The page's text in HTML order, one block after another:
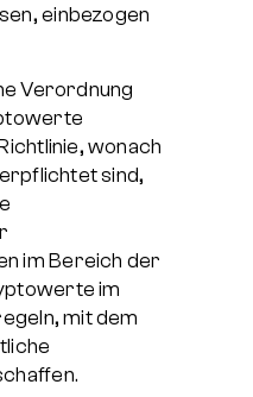
einbezogen
Verordnung
wonach
sind,
im Bereich der
im
mit dem